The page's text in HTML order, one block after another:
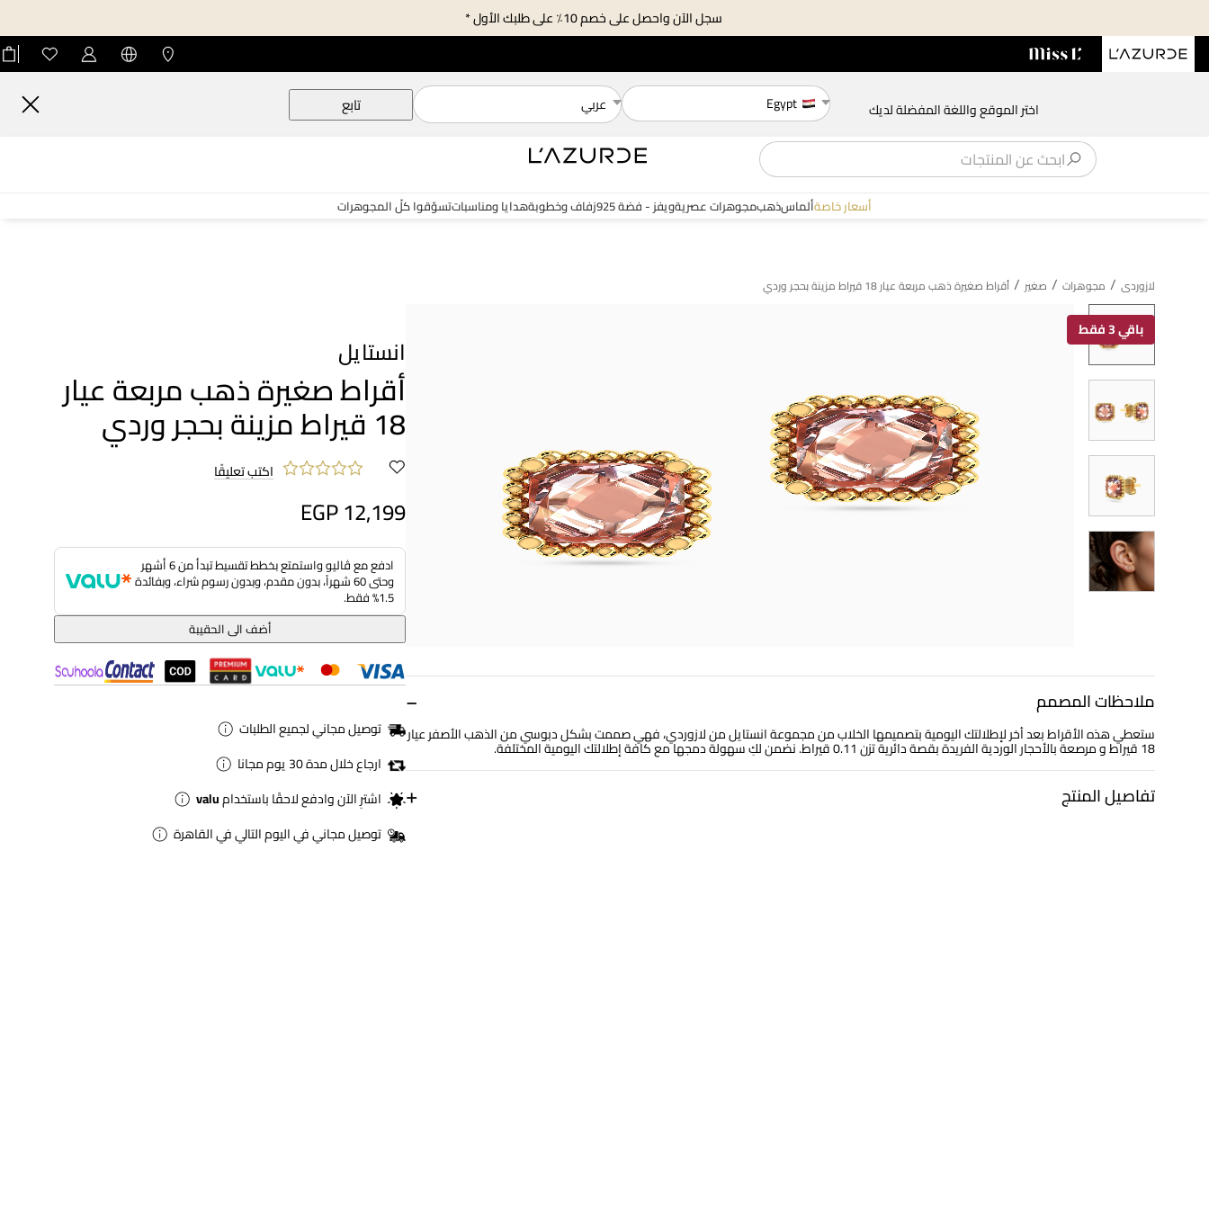
سجل الآن واحصل على خصم 10٪ على طلبك الأول *
اختر الموقع واللغة المفضلة لديك Egypt عربي تابع
أسعار خاصةألماسذهبمجوهرات عصريةويفز - فضة 925 زفاف وخطوبةهدايا ومناسباتتسوّقوا كلّ المجوهرات
لازوردى / مجوهرات / صغير / أقراط صغيرة ذهب مربعة عيار 18 قيراط مزينة بحجر وردي
باقي 3 فقط
ملاحظات المصمم −
ستعطي هذه الأقراط بعد أخر لإطلالتك اليومية بتصميمها الخلاب من مجموعة انستايل من لازوردي، فهي صممت بشكل دبوسي من الذهب الأصفر عيار
18 قيراط و مرصعة بالأحجار الوردية الفريدة بقصة دائرية تزن 0.11 قيراط. نضمن لكِ سهولة دمجها مع كافة إطلالتك اليومية المختلفة.
تفاصيل المنتج +
انستايل
أقراط صغيرة ذهب مربعة عيار
18 قيراط مزينة بحجر وردي
اكتب تعليقًا
EGP 12,199
ادفع مع ڤاليو واستمتع بخطط تقسيط تبدأ من 6 أشهر
وحتى 60 شهراً، بدون مقدم، وبدون رسوم شراء، وبفائدة
1.5% فقط.
أضف الى الحقيبة
توصيل مجاني لجميع الطلبات
ارجاع خلال مدة 30 يوم مجانا
اشترِ الآن وادفع لاحقًا باستخدامvalu
توصيل مجاني في اليوم التالي في القاهرة